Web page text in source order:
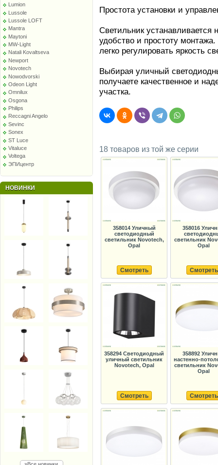
Lumion
Lussole
Lussole LOFT
Mantra
Maytoni
MW-Light
Natali Kovaltseva
Newport
Novotech
Nowodvorski
Odeon Light
Omnilux
Osgona
Philips
Reccagni Angelo
Sevinc
Sonex
ST Luce
Vitaluce
Voltega
ЭПИцентр
НОВИНКИ
Простота установки и
Светильник устанавливается
удобство и простоту
легко регулировать яркость
Выбирая уличный
получаете качественное и
участка.
18 товаров из той же серии
358014 Уличный
светодиодный
светильник Novotech,
Opal
Смотреть
358016
светильник
Opal
Смотреть
358294 Светодиодный
уличный светильник
Novotech, Opal
Смотреть
358892
настенно-
светильник
Opal
Смотреть